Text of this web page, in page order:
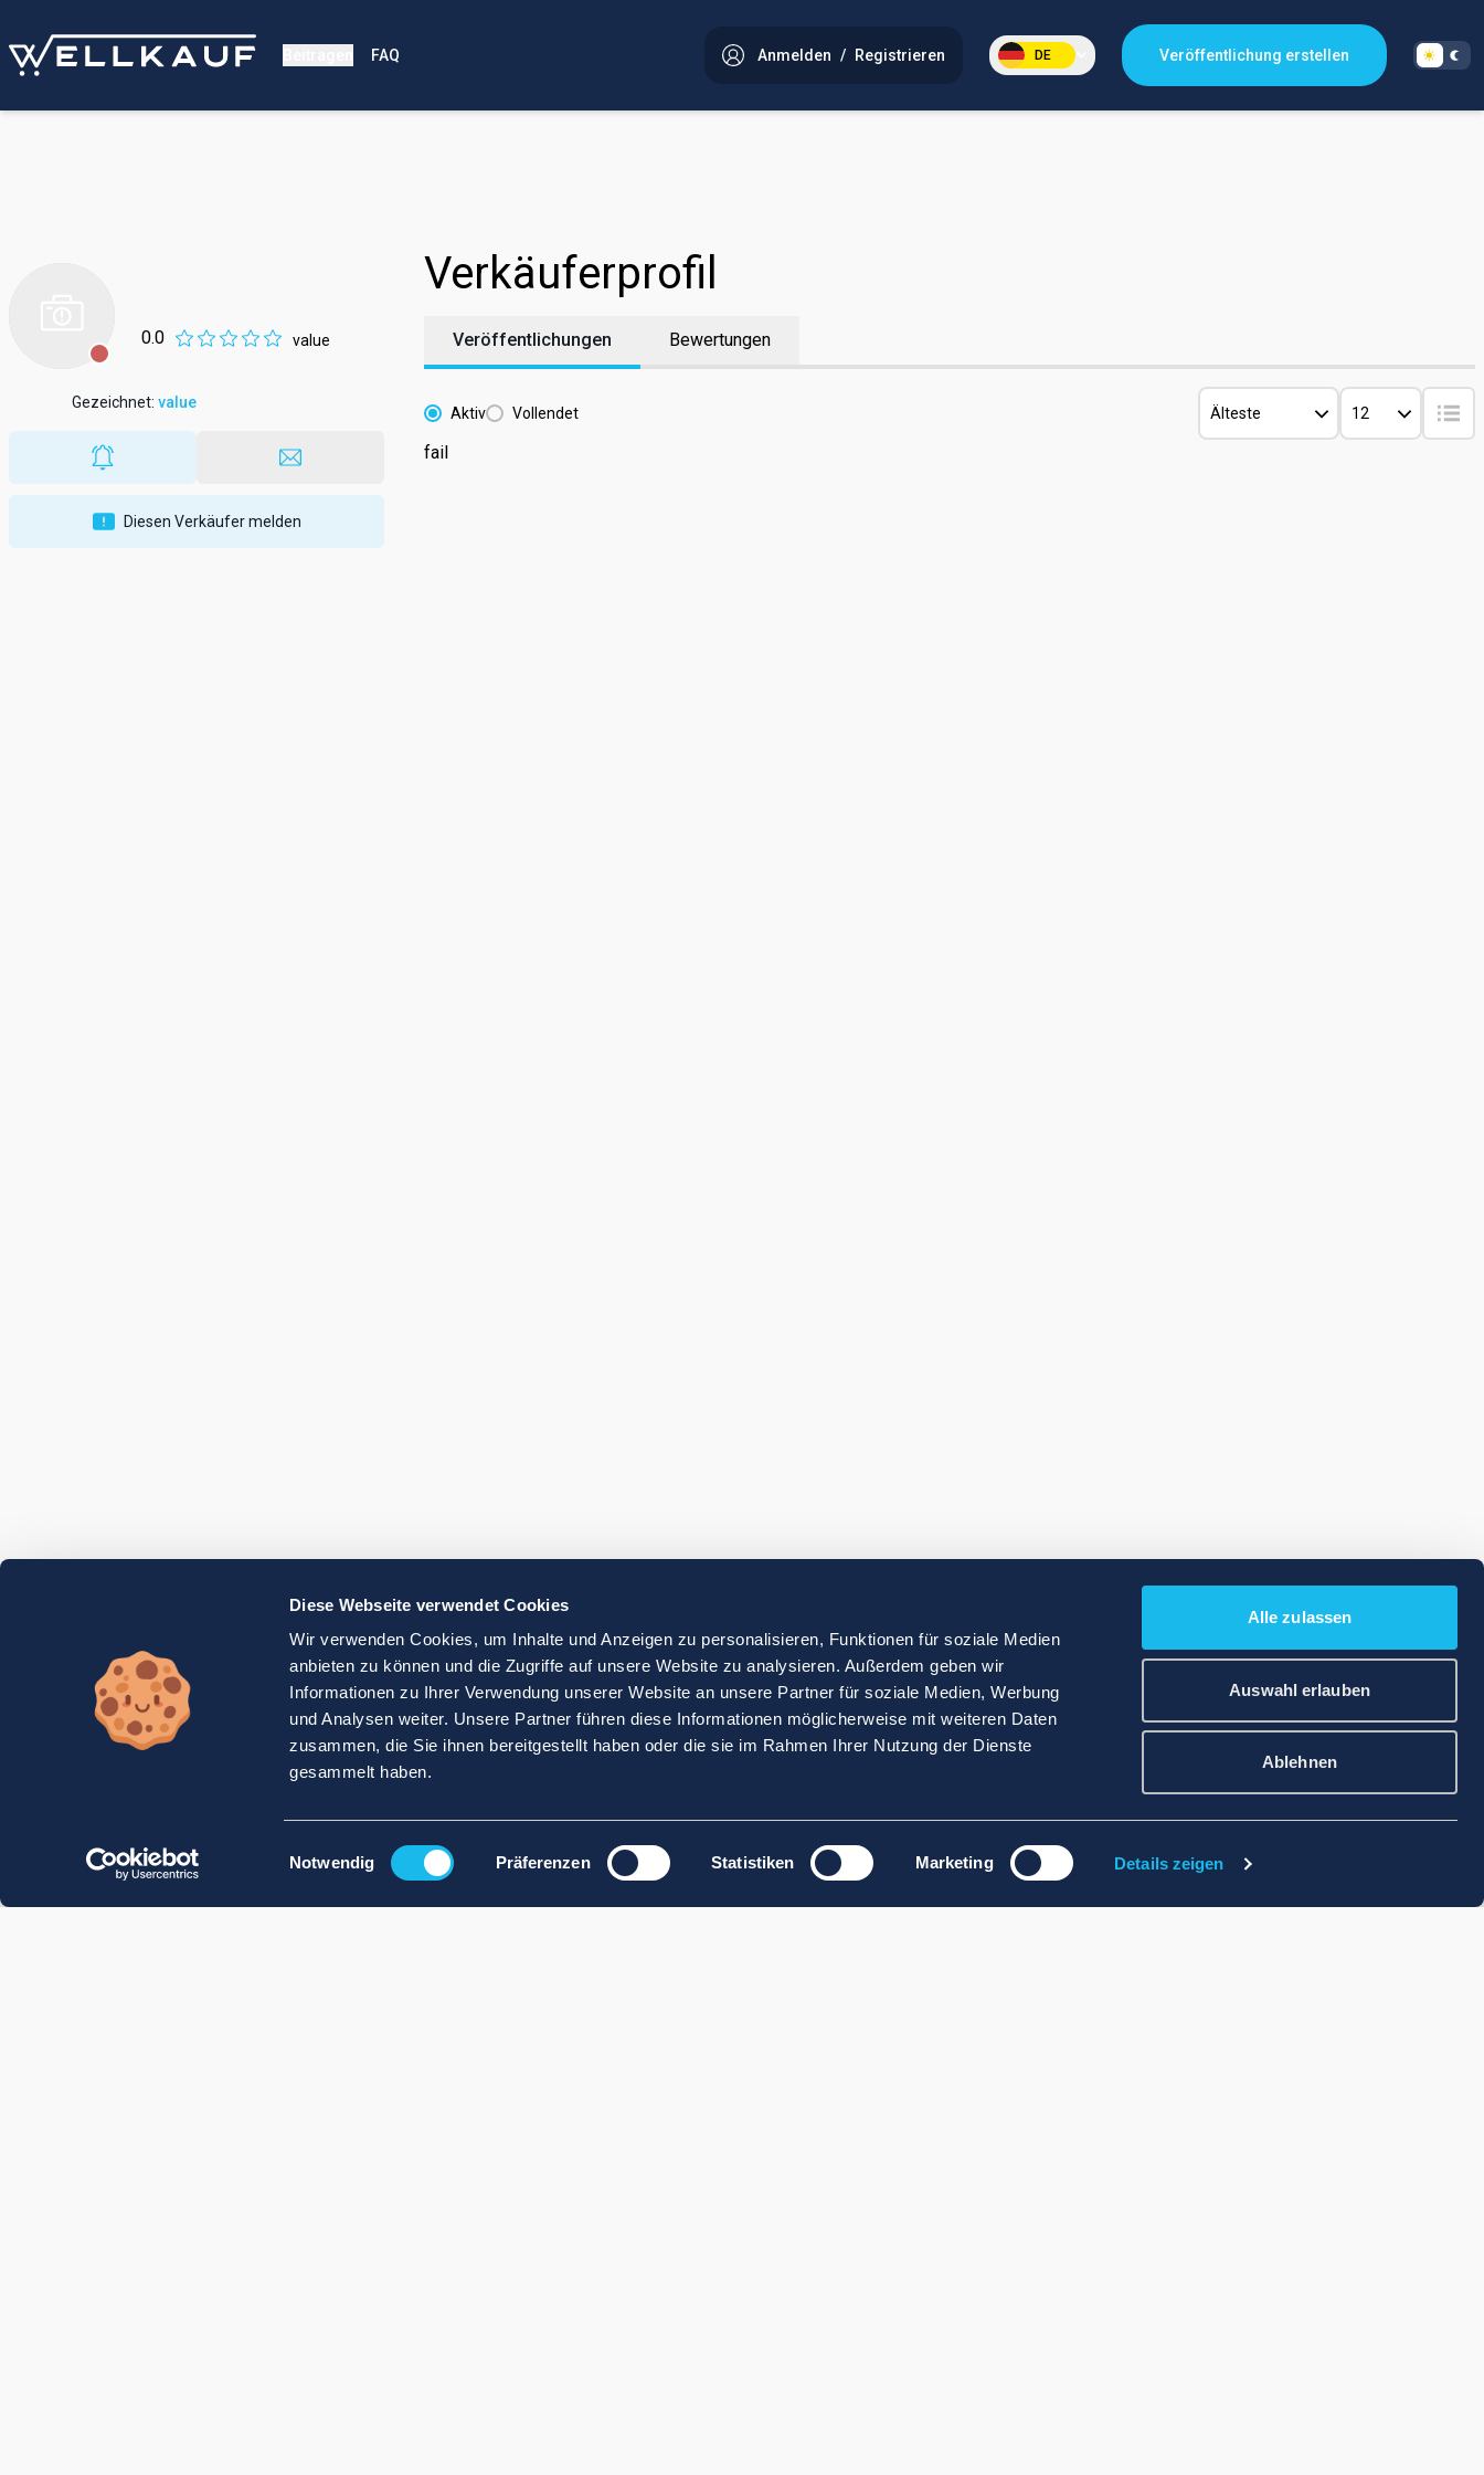
Diese Webseite verwendet Cookies
Wir verwenden Cookies, um Inhalte und Anzeigen zu personalisieren, Funktionen für soziale Medien
anbieten zu können und die Zugriffe auf unsere Website zu analysieren. Außerdem geben wir
Informationen zu Ihrer Verwendung unserer Website an unsere Partner für soziale Medien, Werbung
und Analysen weiter. Unsere Partner führen diese Informationen möglicherweise mit weiteren Daten
zusammen, die Sie ihnen bereitgestellt haben oder die sie im Rahmen Ihrer Nutzung der Dienste
gesammelt haben.
Einwilligungsauswahl
Notwendig Präferenzen Statistiken Marketing Details zeigen
Alle zulassen
Auswahl erlauben
Ablehnen
FAQ Anmelden / Registrieren DE Veröffentlichung erstellen
0.0 value
Gezeichnet: value
Diesen Verkäufer melden
Verkäuferprofil
Veröffentlichungen Bewertungen
Aktiv Vollendet Älteste 12
fail